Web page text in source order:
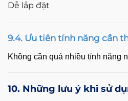
Dễ lắp đặt
9.4. Ưu tiên tính năng cần
Không cần quá nhiều tính năng
10. Những lưu ý khi sử